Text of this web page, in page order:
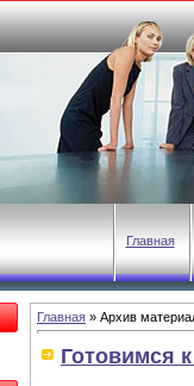
Главная
Главная » Архив
Готовимся